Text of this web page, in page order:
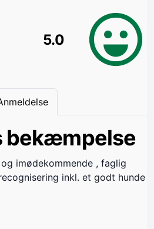
5.0
bekæmpelse
imødekommende , faglig
inkl. et godt hunde